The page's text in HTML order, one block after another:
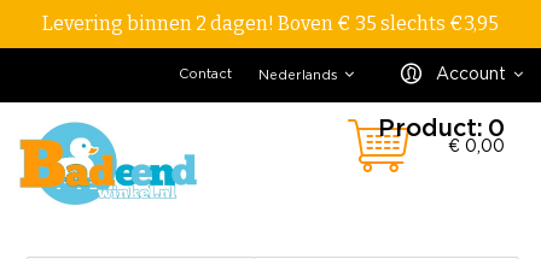
Levering binnen 2 dagen! Boven € 35 slechts €3,95
Account
Nederlands
Contact
Product: 0
€ 0,00